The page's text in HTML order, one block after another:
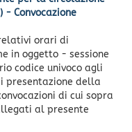
- Convocazione
orari di
in oggetto - sessione
codice univoco agli
presentazione della
di cui sopra
al presente